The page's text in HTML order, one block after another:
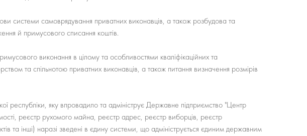
системи самоврядування приватних виконавців, а також розбудова та
й примусового списання коштів.
виконання в цілому та особливостями кваліфікаційних та
та спільнотою приватних виконавців, а також питання визначення розмірів
республіки, яку впровадило та адмініструє Державне підприємство "Центр
реєстр рухомого майна, реєстр адрес, реєстр виборців, реєстр
та інші) наразі зведені в єдину системи, що адмініструється єдиним державним